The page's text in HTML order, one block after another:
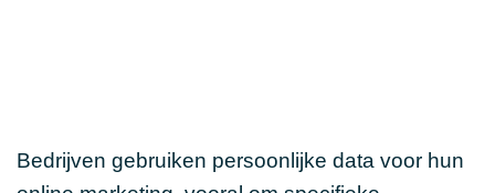
Bedrijven gebruiken persoonlijke data voor hun